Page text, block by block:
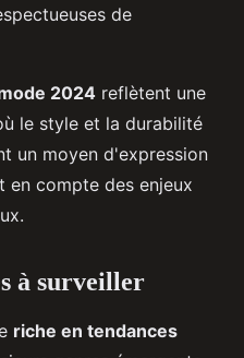
de
2024 reflètent une
le style et la durabilité
un moyen d'expression
en compte des enjeux
à surveiller
riche en tendances